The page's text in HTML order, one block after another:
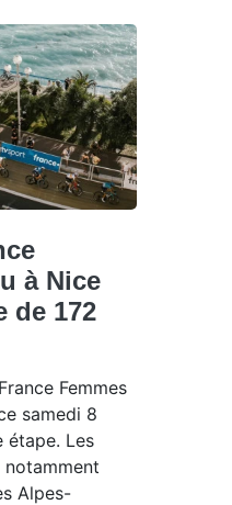
à Nice
de 172
Femmes
samedi 8
étape. Les
Alpes-